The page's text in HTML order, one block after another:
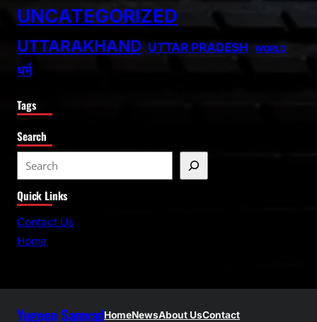
UNCATEGORIZED
UTTARAKHAND UTTAR PRADESH WORLD
धर्म
Tags
Search
e
a
r
Quick Links
Contact Us
Home
Yugeen SamvadHomeNewsAbout UsContact